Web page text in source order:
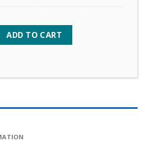
ADD TO CART